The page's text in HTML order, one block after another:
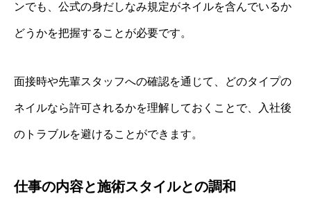
ンでも、公式の身だしなみ規定がネイルを含んでいるか
どうかを把握することが必要です。
面接時や先輩スタッフへの確認を通じて、どのタイプの
ネイルなら許可されるかを理解しておくことで、入社後
のトラブルを避けることができます。
仕事の内容と施術スタイルとの調和